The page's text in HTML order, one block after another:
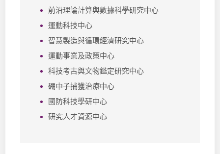
前沿理論計算與數據科學研究中心
運動科技中心
智慧製造與循環經濟研究中心
運動事業及政策中心
科技考古與文物鑑定研究中心
硼中子捕獲治療中心
國防科技學研中心
研究人才資源中心